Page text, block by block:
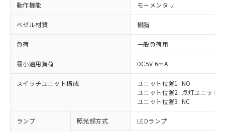
動作機能 モーメンタリ
ベゼル材質 樹脂
負荷 一般負荷用
最小適用負荷 DC5V 6mA
スイッチユニット構成
ユニット位置1: NO
ユニット位置2: 点灯ユニット
ユニット位置3: NC
ランプ 照光部方式 LEDランプ